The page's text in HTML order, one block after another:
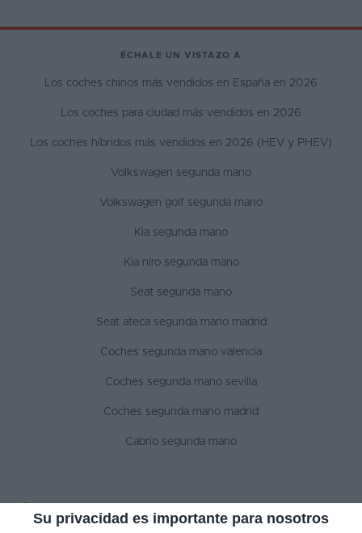
Su privacidad es importante para nosotros
ÉCHALE UN VISTAZO A
Los coches chinos más vendidos en España en 2026
Los coches para ciudad más vendidos en 2026
Los coches híbridos más vendidos en 2026 (HEV y PHEV)
Volkswagen segunda mano
Volkswagen golf segunda mano
Kia segunda mano
Kia niro segunda mano
Seat segunda mano
Seat ateca segunda mano madrid
Coches segunda mano valencia
Coches segunda mano sevilla
Coches segunda mano madrid
Cabrio segunda mano
SÍGUENOS